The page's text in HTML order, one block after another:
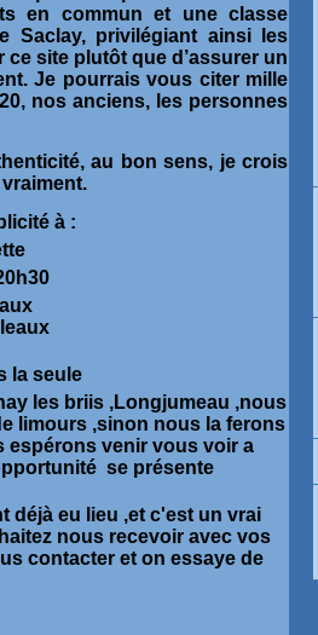
en commun et une classe
Saclay, privilégiant ainsi les
site plutôt que d’assurer un
Je pourrais vous citer mille
nos anciens, les personnes
au bon sens, je crois
vraiment.
à :
la seule
les briis ,Longjumeau ,nous
limours ,sinon nous la ferons
espérons venir vous voir a
se présente
déjà eu lieu ,et c'est un vrai
nous recevoir avec vos
contacter et on essaye de